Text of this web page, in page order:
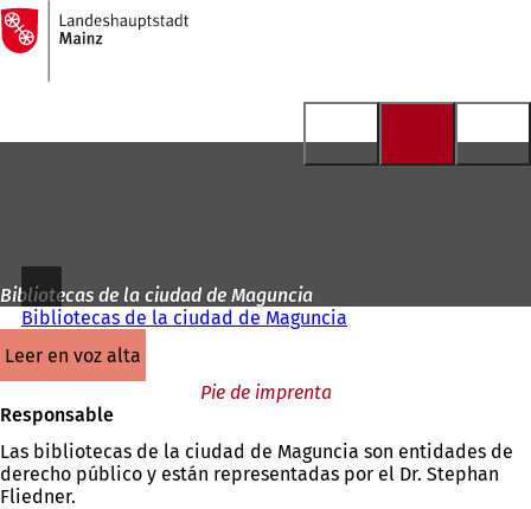
Saltar al contenido
A
la
página
Bibliotecas de la ciudad de Maguncia
Bibliotecas de la ciudad de Maguncia
leer en voz alta
Pie de imprenta
Responsable
Las bibliotecas de la ciudad de Maguncia son entidades de
derecho público y están representadas por el Dr. Stephan
Fliedner.